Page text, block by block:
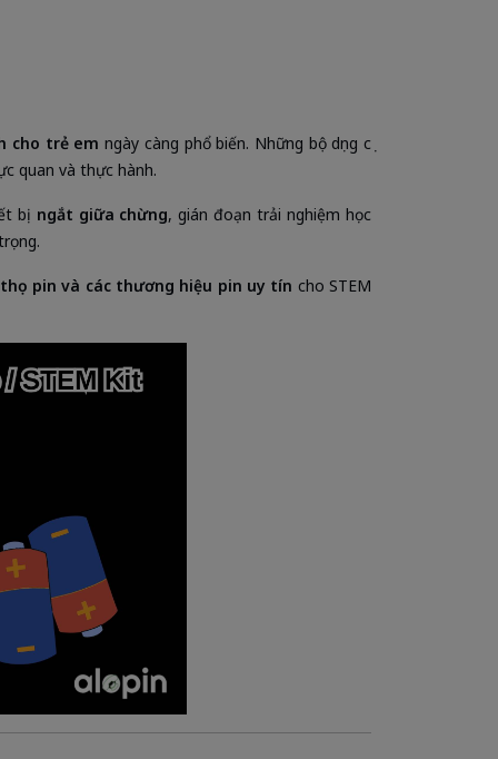
cho trẻ em ngày càng phổ biến. Những bộ dụng cụ
quan và thực hành.
bị ngắt giữa chừng, gián đoạn trải nghiệm học
pin và các thương hiệu pin uy tín cho STEM